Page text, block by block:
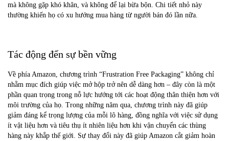
mà không gặp khó khăn, và không để lại bừa bộn. Chi tiết nhỏ này
thường khiến họ có xu hướng mua hàng từ người bán đó lần nữa.
Tác động đến sự bền vững
Về phía Amazon, chương trình “Frustration Free Packaging” không chỉ
nhằm mục đích giúp việc mở hộp trở nên dễ dàng hơn – đây còn là một
phần quan trọng trong nỗ lực hướng tới các hoạt động thân thiện hơn với
môi trường của họ. Trong những năm qua, chương trình này đã giúp
giảm đáng kể trọng lượng của mỗi lô hàng, đồng nghĩa với việc sử dụng
ít vật liệu hơn và tiêu thụ ít nhiên liệu hơn khi vận chuyển các thùng
hàng này khắp thế giới. Sự thay đổi này đã giúp Amazon cắt giảm hoàn